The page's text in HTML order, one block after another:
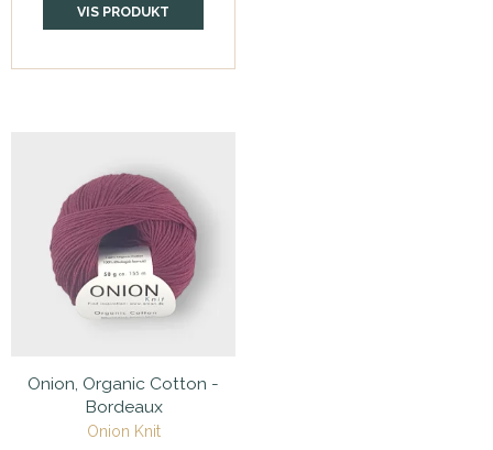
VIS PRODUKT
Onion, Organic Cotton -
Bordeaux
Onion Knit